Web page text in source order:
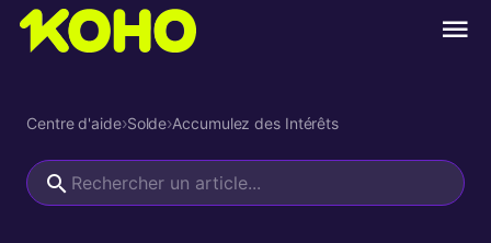
Centre d'aide›Solde›Accumulez des Intérêts